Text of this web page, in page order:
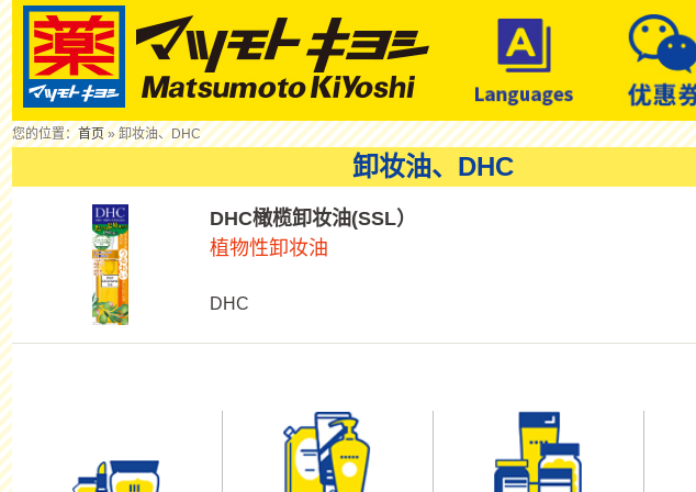
您的位置：首页» 卸妆油、DHC
卸妆油、DHC
DHC橄榄卸妆油(SSL）
植物性卸妆油
DHC